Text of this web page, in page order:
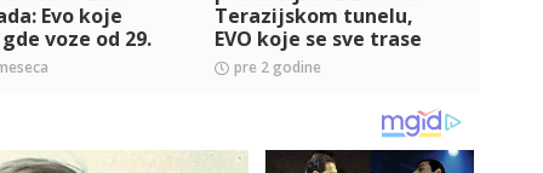
Evo koje
voze od 29.
20. aprila!
Terazijskom tunelu,
EVO koje se sve trase
menjaju!
pre 2 godine